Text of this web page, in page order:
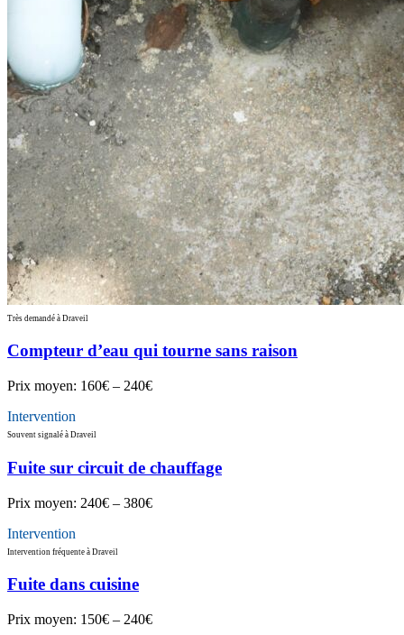
Très demandé à Draveil
Compteur d’eau qui tourne sans raison
Prix moyen: 160€ – 240€
Intervention
Souvent signalé à Draveil
Fuite sur circuit de chauffage
Prix moyen: 240€ – 380€
Intervention
Intervention fréquente à Draveil
Fuite dans cuisine
Prix moyen: 150€ – 240€